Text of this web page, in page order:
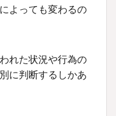
よっても変わるの
れた状況や行為の
に判断するしかあ